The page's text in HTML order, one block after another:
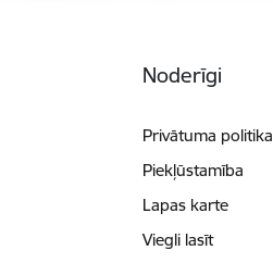
Noderīgi
Privātuma politika
Piekļūstamība
Lapas karte
Viegli lasīt